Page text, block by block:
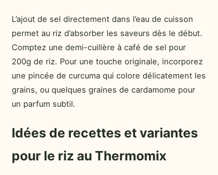
L’ajout de sel directement dans l’eau de cuisson
permet au riz d’absorber les saveurs dès le début.
Comptez une demi-cuillère à café de sel pour
200g de riz. Pour une touche originale, incorporez
une pincée de curcuma qui colore délicatement les
grains, ou quelques graines de cardamome pour
un parfum subtil.
Idées de recettes et variantes
pour le riz au Thermomix